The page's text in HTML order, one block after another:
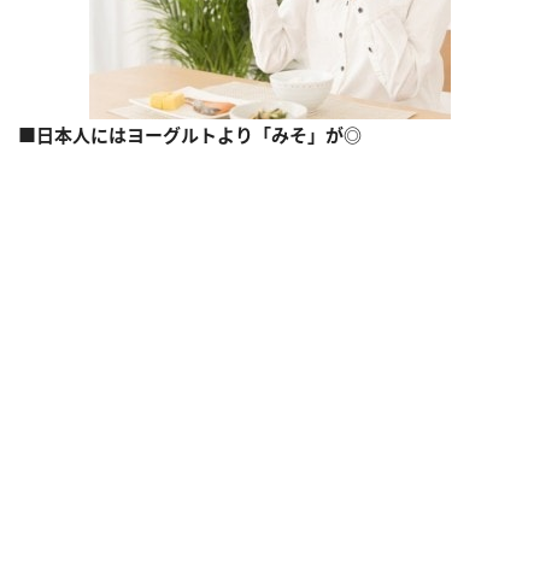
■日本人にはヨーグルトより「みそ」が◎